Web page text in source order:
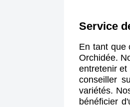
Service
Orchidée.
entretenir
conseiller
variétés.
bénéficier